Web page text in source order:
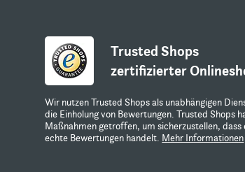
Trusted Shops
zertifizierter
Wir nutzen Trusted Shops als unabhängigen
die Einholung von Bewertungen. Trusted Shops
Maßnahmen getroffen, um sicherzustellen, dass
echte Bewertungen handelt. Mehr Informationen